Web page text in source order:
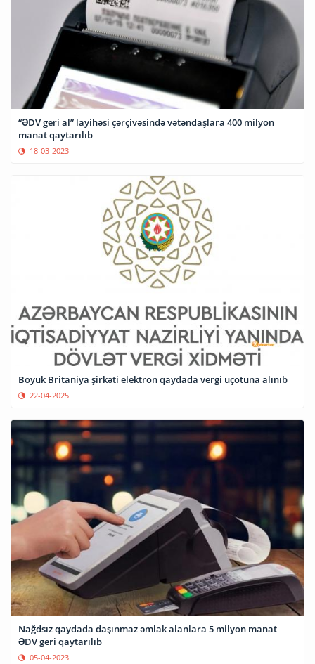
“ƏDV geri al” layihəsi çərçivəsində vətəndaşlara 400 milyon
manat qaytarılıb
18-03-2023
Böyük Britaniya şirkəti elektron qaydada vergi uçotuna alınıb
22-04-2025
Nağdsız qaydada daşınmaz əmlak alanlara 5 milyon manat
ƏDV geri qaytarılıb
05-04-2023